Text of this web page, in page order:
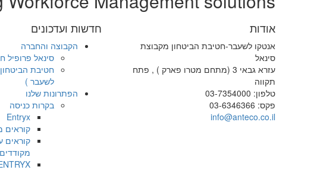
חדשות ועדכונים
הקבוצה והחברה
סינאל פרופיל
חטיבת
לשעבר )
הפתרונות שלנו
בקרות כניסה
Entryx
קוראים
קוראים
מקודדים
אודות
אנטקו לשעבר-חטיבת הביטחון מקבוצת
סינאל
עזרא גבאי 3 (מתחם מטרו פארק ) , פתח
תקווה
טלפון: 03-7354000
פקס: 03-6346366
info@anteco.co.il